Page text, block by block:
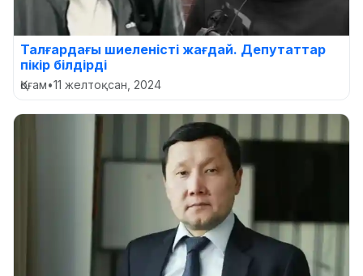
Талғардағы шиеленісті жағдай. Депутаттар
пікір білдірді
Қоғам•11 желтоқсан, 2024